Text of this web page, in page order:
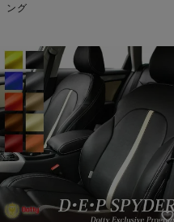
ング